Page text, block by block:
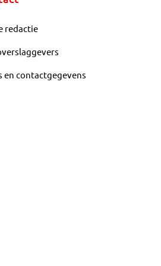
redactie
en contactgegevens